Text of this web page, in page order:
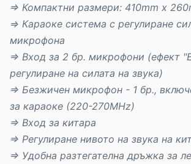
⇒ Компактни размери: 410mm x
⇒ Караоке система с регулиране
микрофона
⇒ Вход за 2 бр. микрофони (ефект
регулиране на силата на звука)
⇒ Безжичен микрофон - 1 бр.,
за караоке (220-270MHz)
⇒ Вход за китара
⇒ Регулиране нивото на звука на
⇒ Удобна разтегателна дръжка за